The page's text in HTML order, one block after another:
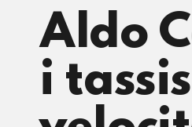
Aldo
i